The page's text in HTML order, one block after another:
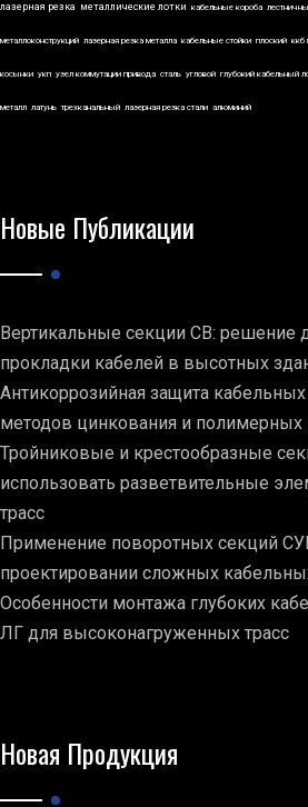
лазерная резка металлические лотки кабельные короба
металлоконструкций лазерная резка металла кабельные стойки плоский ккб
косынки укп узел коммутации привода сталь угловой глубокий кабельный
металл латунь трехканальный лазерная резка стали алюминий
Новые Публикации
Вертикальные секции СВ: решение
прокладки кабелей в высотных
Антикоррозийная защита
методов цинкования и полимерных
Тройниковые и крестообразные
использовать разветвительные
трасс
Применение поворотных секций
проектировании сложных
Особенности монтажа глубоких
ЛГ для высоконагруженных трасс
Новая Продукция